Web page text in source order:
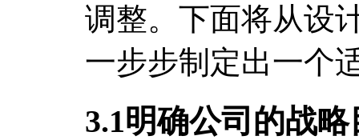
调整。下面将从设
一步步制定出一个
3.1明确公司的战